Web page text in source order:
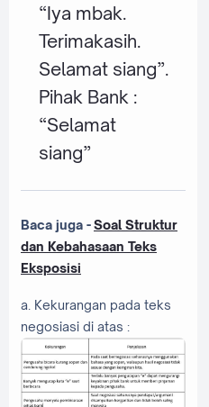
“Iya mbak.
Terimakasih.
Selamat siang”.
Pihak Bank :
“Selamat
siang”
Baca juga -Soal Struktur
dan Kebahasaan Teks
Eksposisi
a. Kekurangan pada teks
negosiasi di atas :